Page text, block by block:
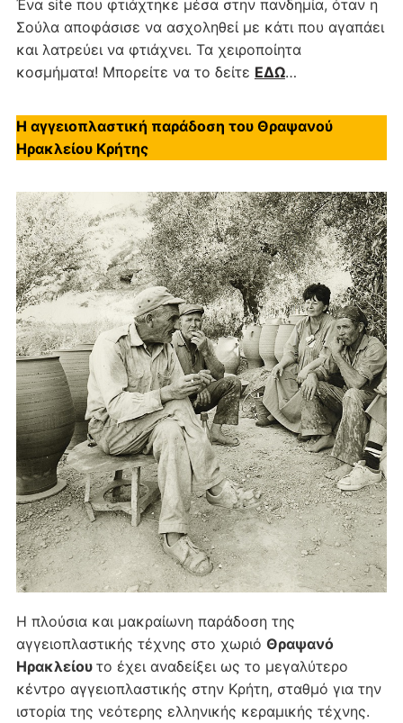
Ένα site που φτιάχτηκε μέσα στην πανδημία, όταν η
Σούλα αποφάσισε να ασχοληθεί με κάτι που αγαπάει
και λατρεύει να φτιάχνει. Τα χειροποίητα
κοσμήματα! Μπορείτε να το δείτε ΕΔΩ…
Η αγγειοπλαστική παράδοση του Θραψανού
Ηρακλείου Κρήτης
Η πλούσια και μακραίωνη παράδοση της
αγγειοπλαστικής τέχνης στο χωριό Θραψανό
Ηρακλείου το έχει αναδείξει ως το μεγαλύτερο
κέντρο αγγειοπλαστικής στην Κρήτη, σταθμό για την
ιστορία της νεότερης ελληνικής κεραμικής τέχνης.